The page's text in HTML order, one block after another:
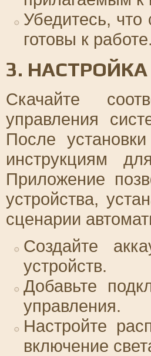
Убедитесь, что
готовы к работе.
3.
Скачайте
управления
После
инструкциям
Приложение
устройства,
сценарии
Создайте
устройств.
Добавьте
управления.
Настройте
включение